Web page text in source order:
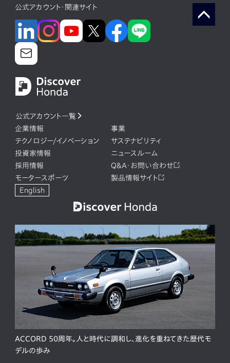
公式アカウント・関連サイト
公式アカウント一覧
企業情報
事業
テクノロジー/イノベーション
サステナビリティ
投資家情報
ニュースルーム
採用情報
Q&A・お問い合わせ
モータースポーツ
製品情報サイト
English
ACCORD 50周年。人と時代に調和し、進化を重ねてきた歴代モ
デルの歩み